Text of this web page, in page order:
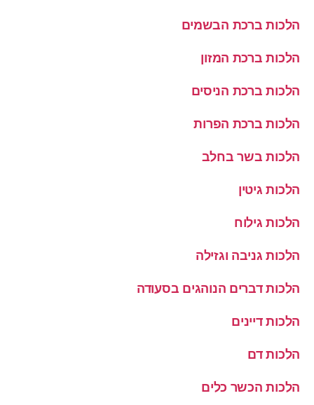
הלכות ברכת הבשמים
הלכות ברכת המזון
הלכות ברכת הניסים
הלכות ברכת הפרות
הלכות בשר בחלב
הלכות גיטין
הלכות גילוח
הלכות גניבה וגזילה
הלכות דברים הנוהגים בסעודה
הלכות דיינים
הלכות דם
הלכות הכשר כלים